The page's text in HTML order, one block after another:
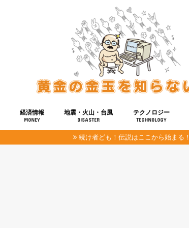
経済情報
MONEY
地震・火山・台風
DISASTER
テクノロジー
TECHNOLOGY
健康
宇宙
続け者ども！伝説はここから始まる！